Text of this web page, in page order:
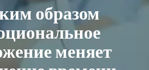
образом
меняет